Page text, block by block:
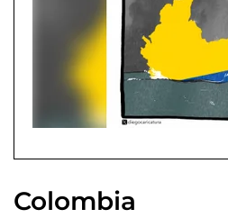
Colombia